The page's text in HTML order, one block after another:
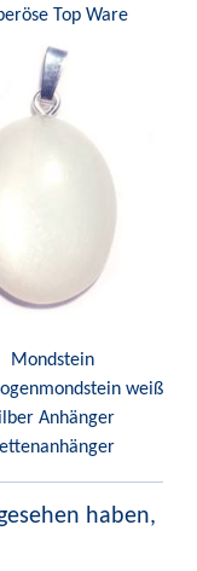
Top Ware
Mondstein
weiß
Anhänger
haben,